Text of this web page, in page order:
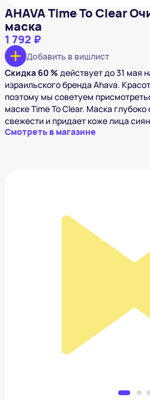
AHAVA Time To Clear
маска
1 792 ₽
Добавить в вишлист
Скидка 60 % действует до 31 мая
израильского бренда Ahava.
поэтому мы советуем
маске Time To Clear. Маска
свежести и придает коже лица
Смотреть в магазине
1 249 ₽
Добавить в